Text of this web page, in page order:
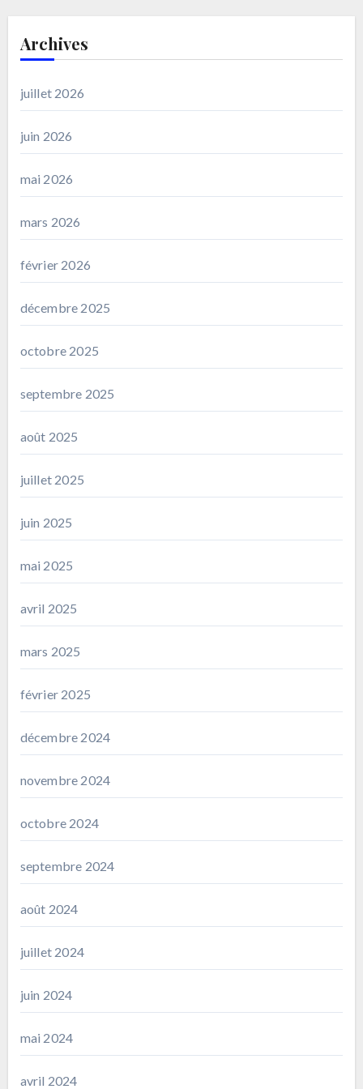
Archives
juillet 2026
juin 2026
mai 2026
mars 2026
février 2026
décembre 2025
octobre 2025
septembre 2025
août 2025
juillet 2025
juin 2025
mai 2025
avril 2025
mars 2025
février 2025
décembre 2024
novembre 2024
octobre 2024
septembre 2024
août 2024
juillet 2024
juin 2024
mai 2024
avril 2024